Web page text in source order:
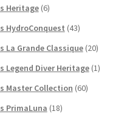
Heritage (6)
HydroConquest (43)
La Grande Classique (20)
Legend Diver Heritage (1)
Master Collection (60)
PrimaLuna (18)